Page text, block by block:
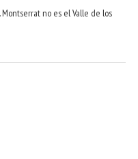
Montserrat no es el Valle de los